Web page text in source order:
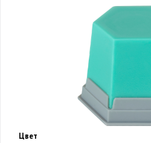
Цвет